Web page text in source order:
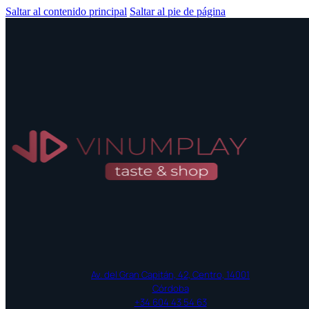
Saltar al contenido principal Saltar al pie de página
Av. del Gran Capitán, 42, Centro, 14001
Córdoba
+34 604 43 54 63